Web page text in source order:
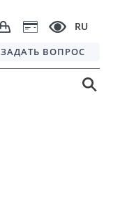
RU
ЗАДАТЬ ВОПРОС